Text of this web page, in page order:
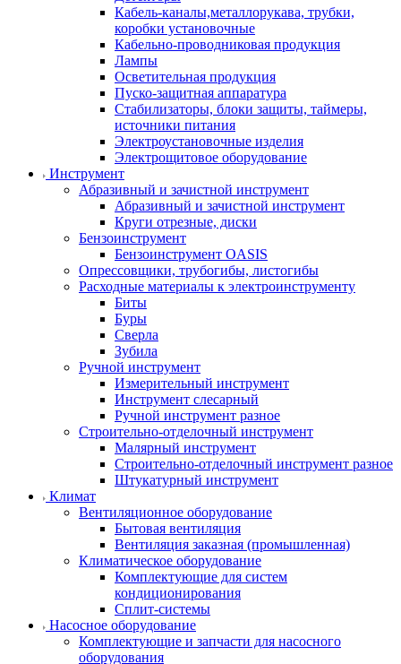
Кабель-каналы,металлорукава, трубки,
коробки установочные
Кабельно-проводниковая продукция
Лампы
Осветительная продукция
Пуско-защитная аппаратура
Стабилизаторы, блоки защиты, таймеры,
источники питания
Электроустановочные изделия
Электрощитовое оборудование
Инструмент
Абразивный и зачистной инструмент
Абразивный и зачистной инструмент
Круги отрезные, диски
Бензоинструмент
Бензоинструмент OASIS
Опрессовщики, трубогибы, листогибы
Расходные материалы к электроинструменту
Биты
Буры
Сверла
Зубила
Ручной инструмент
Измерительный инструмент
Инструмент слесарный
Ручной инструмент разное
Строительно-отделочный инструмент
Малярный инструмент
Строительно-отделочный инструмент разное
Штукатурный инструмент
Климат
Вентиляционное оборудование
Бытовая вентиляция
Вентиляция заказная (промышленная)
Климатическое оборудование
Комплектующие для систем
кондиционирования
Сплит-системы
Насосное оборудование
Комплектующие и запчасти для насосного
оборудования